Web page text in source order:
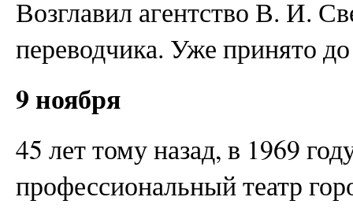
Возглавил агентство В. И.
переводчика. Уже принято
9 ноября
45 лет тому назад, в 1969
профессиональный театр